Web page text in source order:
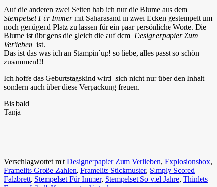
Auf die anderen zwei Seiten hab ich nur die Blume aus dem
Stempelset Für Immermit Saharasand in zwei Ecken gestempelt um
noch genügend Platz zu lassen für ein paar persönliche Worte. Die
Blume ist übrigens die gleich die auf dem Designerpapier Zum
Verlieben ist.
Das ist das was ich an Stampin´up! so liebe, alles passt so schön
zusammen!!!
Ich hoffe das Geburtstagskind wird sich nicht nur über den Inhalt
sondern auch über diese Verpackung freuen.
Bis bald
Tanja
Verschlagwortet mit Designerpapier Zum Verlieben, Explosionsbox,
Framelits Große Zahlen, Framelits Stickmuster, Simply Scored
Falzbrett, Stempelset Für Immer, Stempelset So viel Jahre, Thinlets